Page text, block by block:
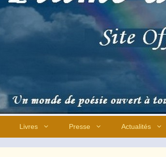
Livres Presse Actualités